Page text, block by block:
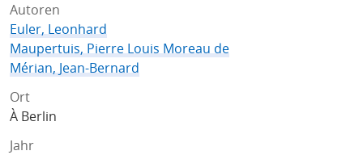
Autoren
Euler, Leonhard
Maupertuis, Pierre Louis Moreau de
Mérian, Jean-Bernard
Ort
À Berlin
Jahr